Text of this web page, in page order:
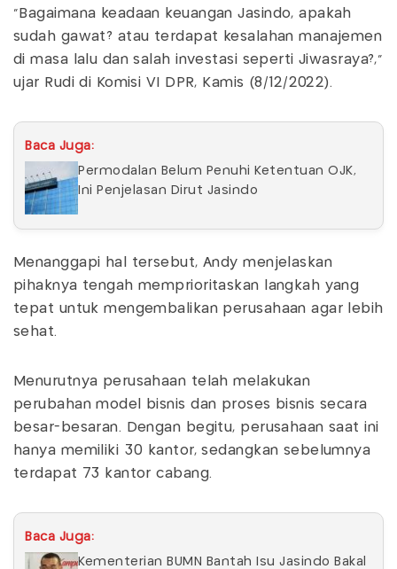
"Bagaimana keadaan keuangan Jasindo, apakah
sudah gawat? atau terdapat kesalahan manajemen
di masa lalu dan salah investasi seperti Jiwasraya?,"
ujar Rudi di Komisi VI DPR, Kamis (8/12/2022).
Baca Juga:
Permodalan Belum Penuhi Ketentuan OJK,
Ini Penjelasan Dirut Jasindo
Menanggapi hal tersebut, Andy menjelaskan
pihaknya tengah memprioritaskan langkah yang
tepat untuk mengembalikan perusahaan agar lebih
sehat.
Menurutnya perusahaan telah melakukan
perubahan model bisnis dan proses bisnis secara
besar-besaran. Dengan begitu, perusahaan saat ini
hanya memiliki 30 kantor, sedangkan sebelumnya
terdapat 73 kantor cabang.
Baca Juga:
Kementerian BUMN Bantah Isu Jasindo Bakal